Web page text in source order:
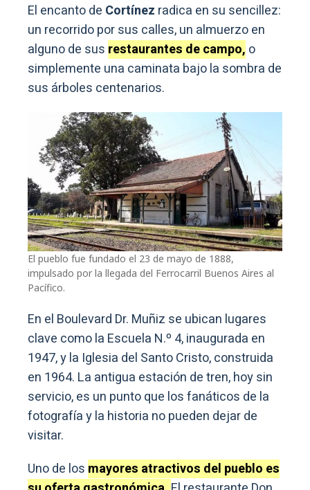
El encanto de Cortínez radica en su sencillez:
un recorrido por sus calles, un almuerzo en
alguno de sus restaurantes de campo, o
simplemente una caminata bajo la sombra de
sus árboles centenarios.
El pueblo fue fundado el 23 de mayo de 1888,
impulsado por la llegada del Ferrocarril Buenos Aires al
Pacífico.
En el Boulevard Dr. Muñiz se ubican lugares
clave como la Escuela N.º 4, inaugurada en
1947, y la Iglesia del Santo Cristo, construida
en 1964. La antigua estación de tren, hoy sin
servicio, es un punto que los fanáticos de la
fotografía y la historia no pueden dejar de
visitar.
Uno de los mayores atractivos del pueblo es